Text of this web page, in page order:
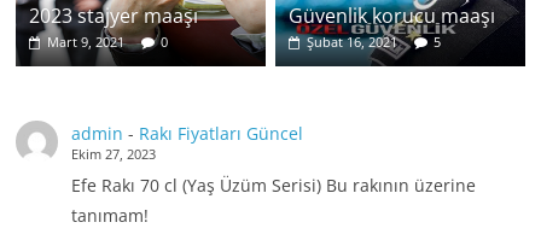
2023 stajyer maaşı
Mart 9, 2021 0
Güvenlik korucu maaşı
Şubat 16, 2021 5
admin - Rakı Fiyatları Güncel
Ekim 27, 2023
Efe Rakı 70 cl (Yaş Üzüm Serisi) Bu rakının üzerine
tanımam!